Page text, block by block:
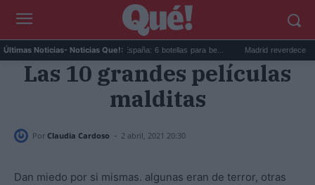
Últimas Noticias- Noticias Que!:
Los vinos para viajar a España: 6 botellas para be... Madrid reverdece la M-
Las 10 grandes películas
malditas
Por Claudia Cardoso - 2 abril, 2021 20:30
Dan miedo por si mismas. algunas eran de terror, otras